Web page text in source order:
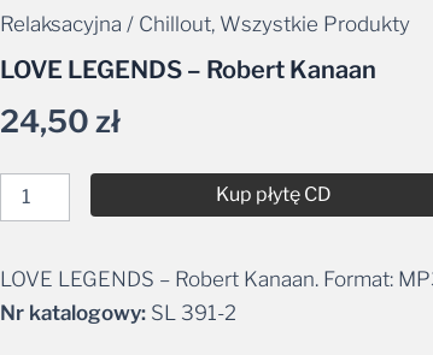
Relaksacyjna / Chillout, Wszystkie Produkty
LOVE LEGENDS – Robert Kanaan
24,50zł
ilość
LEGENDS
Robert
Kup płytę CD
Alternative:
LOVE LEGENDS – Robert Kanaan. Format:
Nr katalogowy:SL 391-2